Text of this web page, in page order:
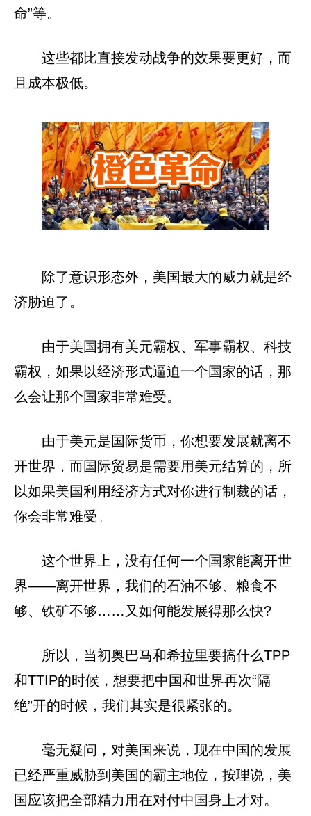
命”等。
这些都比直接发动战争的效果要更好，而
且成本极低。
除了意识形态外，美国最大的威力就是经
济胁迫了。
由于美国拥有美元霸权、军事霸权、科技
霸权，如果以经济形式逼迫一个国家的话，那
么会让那个国家非常难受。
由于美元是国际货币，你想要发展就离不
开世界，而国际贸易是需要用美元结算的，所
以如果美国利用经济方式对你进行制裁的话，
你会非常难受。
这个世界上，没有任何一个国家能离开世
界——离开世界，我们的石油不够、粮食不
够、铁矿不够……又如何能发展得那么快?
所以，当初奥巴马和希拉里要搞什么TPP
和TTIP的时候，想要把中国和世界再次“隔
绝”开的时候，我们其实是很紧张的。
毫无疑问，对美国来说，现在中国的发展
已经严重威胁到美国的霸主地位，按理说，美
国应该把全部精力用在对付中国身上才对。